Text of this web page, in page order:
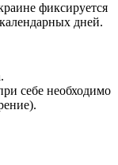
фиксируется
дней.
себе необходимо